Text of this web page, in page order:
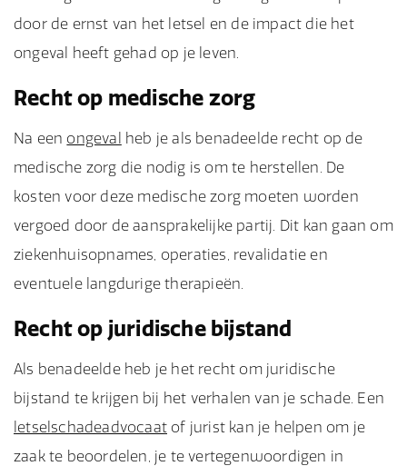
door de ernst van het letsel en de impact die het
ongeval heeft gehad op je leven.
Recht op medische zorg
Na een ongeval heb je als benadeelde recht op de
medische zorg die nodig is om te herstellen. De
kosten voor deze medische zorg moeten worden
vergoed door de aansprakelijke partij. Dit kan gaan om
ziekenhuisopnames, operaties, revalidatie en
eventuele langdurige therapieën.
Recht op juridische bijstand
Als benadeelde heb je het recht om juridische
bijstand te krijgen bij het verhalen van je schade. Een
letselschadeadvocaat of jurist kan je helpen om je
zaak te beoordelen, je te vertegenwoordigen in